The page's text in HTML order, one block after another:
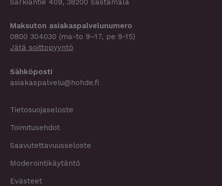
Sarkiantie 409, 38200 Sastamala
Maksuton asiakaspalvelu­­numero
0800 304030 (ma-to 9–17, pe 9-15)
Jätä soittopyyntö
Sähköposti
asiakaspalvelu@hohde.fi
Tietosuojaseloste
Toimitusehdot
Saavutettavuusseloste
Moderointikäytäntö
Evästeet